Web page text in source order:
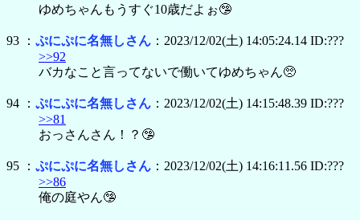
ゆめちゃんもうすぐ10歳だよぉ🤥
93 ： ぷにぷに名無しさん ：2023/12/02(土) 14:05:24.14 ID:???
>>92
バカなこと言ってないで働いてゆめちゃん🥺
94 ： ぷにぷに名無しさん ：2023/12/02(土) 14:15:48.39 ID:???
>>81
おっさんさん！？🤥
95 ： ぷにぷに名無しさん ：2023/12/02(土) 14:16:11.56 ID:???
>>86
俺の庭やん🤥